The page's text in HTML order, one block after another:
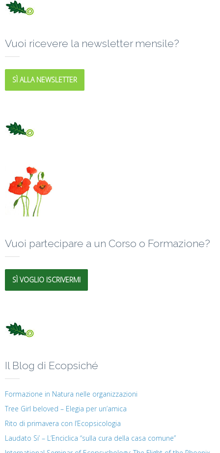
Vuoi ricevere la newsletter mensile?
SÌ ALLA NEWSLETTER
Vuoi partecipare a un Corso o Formazione?
SÌ VOGLIO ISCRIVERMI
Il Blog di Ecopsiché
Formazione in Natura nelle organizzazioni
Tree Girl beloved – Elegia per un’amica
Rito di primavera con l’Ecopsicologia
Laudato Si’ – L’Enciclica “sulla cura della casa comune”